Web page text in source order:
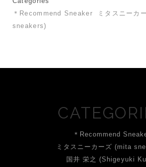
＊Recommend Sneaker
ミタスニーカ
sneakers)
＊Recommend
ミタスニーカーズ (mita
国井 栄之 (Shigeyuki